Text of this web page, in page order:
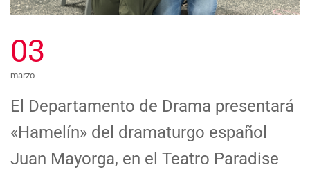
03
marzo
El Departamento de Drama presentará
«Hamelín» del dramaturgo español
Juan Mayorga, en el Teatro Paradise